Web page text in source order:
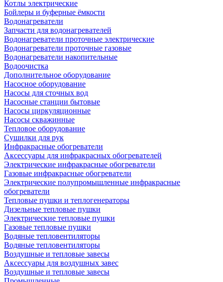
Котлы электрические
Бойлеры и буферные ёмкости
Водонагреватели
Запчасти для водонагревателей
Водонагреватели проточные электрические
Водонагреватели проточные газовые
Водонагреватели накопительные
Водоочистка
Дополнительное оборудование
Насосное оборудование
Насосы для сточных вод
Насосные станции бытовые
Насосы циркуляционные
Насосы скважинные
Тепловое оборудование
Сушилки для рук
Инфракрасные обогреватели
Аксессуары для инфракрасных обогревателей
Электрические инфракрасные обогреватели
Газовые инфракрасные обогреватели
Электрические полупромышленные инфракрасные
обогреватели
Тепловые пушки и теплогенераторы
Дизельные тепловые пушки
Электрические тепловые пушки
Газовые тепловые пушки
Водяные тепловентиляторы
Водяные тепловентиляторы
Воздушные и тепловые завесы
Аксессуары для воздушных завес
Воздушные и тепловые завесы